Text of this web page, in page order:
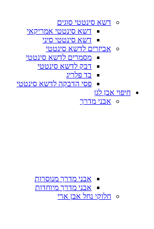
דשא סינטטי סוגים
דשא סינטטי אמריקאי
דשא סינטטי סיני
אביזרים לדשא סינטטי
מסמרים לדשא סינטטי
דבק לדשא סינטטי
בד פלריג
פסי הדבקה לדשא סינטטי
חיפוי אבן לגן
אבני מדרך
אבני מדרך מנוסרות
אבני מדרך מיוחדות
חלוקי נחל אבן ארי